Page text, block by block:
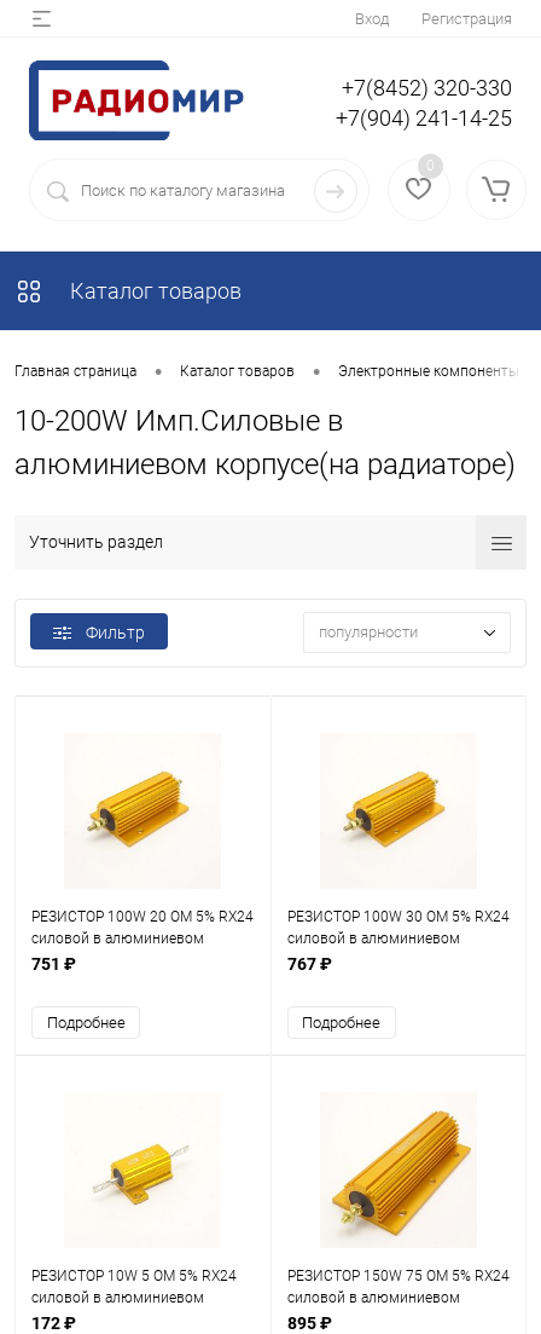
Вход Регистрация
+7(8452) 320-330
+7(904) 241-14-25
0
Каталог товаров
Главная страница • Каталог товаров • Электронные компоненты
10-200W Имп.Силовые в
алюминиевом корпусе(на радиаторе)
Уточнить раздел
Фильтр популярности
РЕЗИСТОР 100W 20 OM 5% RX24
силовой в алюминиевом
корпусе
751 ₽
Подробнее
РЕЗИСТОР 100W 30 OM 5% RX24
силовой в алюминиевом
корпусе
767 ₽
Подробнее
РЕЗИСТОР 10W 5 OM 5% RX24
силовой в алюминиевом
корпусе
172 ₽
РЕЗИСТОР 150W 75 OM 5% RX24
силовой в алюминиевом
корпусе
895 ₽